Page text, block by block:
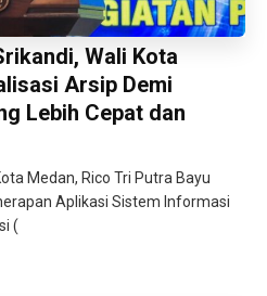
Wali Kota
Arsip Demi
Lebih Cepat dan
Medan, Rico Tri Putra Bayu
Aplikasi Sistem Informasi
(